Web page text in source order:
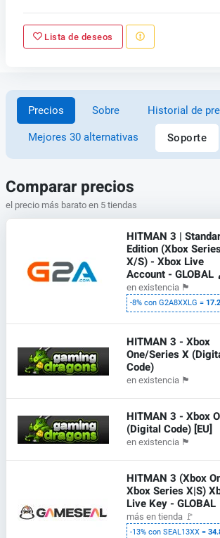
Lista de deseos
Precios Sobre Historial de
Mejores 30 alternativas Soporte
Comparar precios
el precio más barato en 5 tiendas
HITMAN 3 |
Edition (Xbox
X/S) - Xbox Live
Account - GLOBAL
en existencia 🏴
-8% con G2A8XXLG =
HITMAN 3 - Xbox
One/Series X
Code)
en existencia 🏴
HITMAN 3 - Xbox
(Digital Code) [EU]
en existencia 🏴
HITMAN 3 (Xbox
Xbox Series X|S)
Live Key - GLOBAL
más en tienda 🚩
-13% con SEAL13XX =